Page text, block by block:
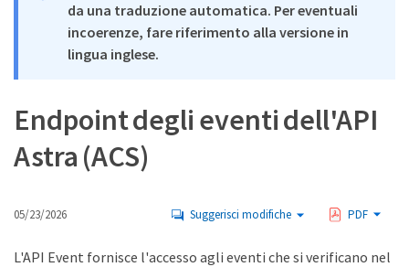
da una traduzione automatica. Per eventuali
incoerenze, fare riferimento alla versione in
lingua inglese.
Endpoint degli eventi dell'API
Astra (ACS)
05/23/2026 Suggerisci modifiche PDF
L'API Event fornisce l'accesso agli eventi che si verificano nel